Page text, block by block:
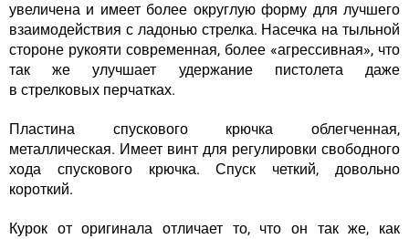
увеличена и имеет более округлую форму для лучшего
взаимодействия с ладонью стрелка. Насечка на тыльной
стороне рукояти современная, более «агрессивная», что
так же улучшает удержание пистолета даже
в стрелковых перчатках.
Пластина спускового крючка облегченная,
металлическая. Имеет винт для регулировки свободного
хода спускового крючка. Спуск четкий, довольно
короткий.
Курок от оригинала отличает то, что он так же, как